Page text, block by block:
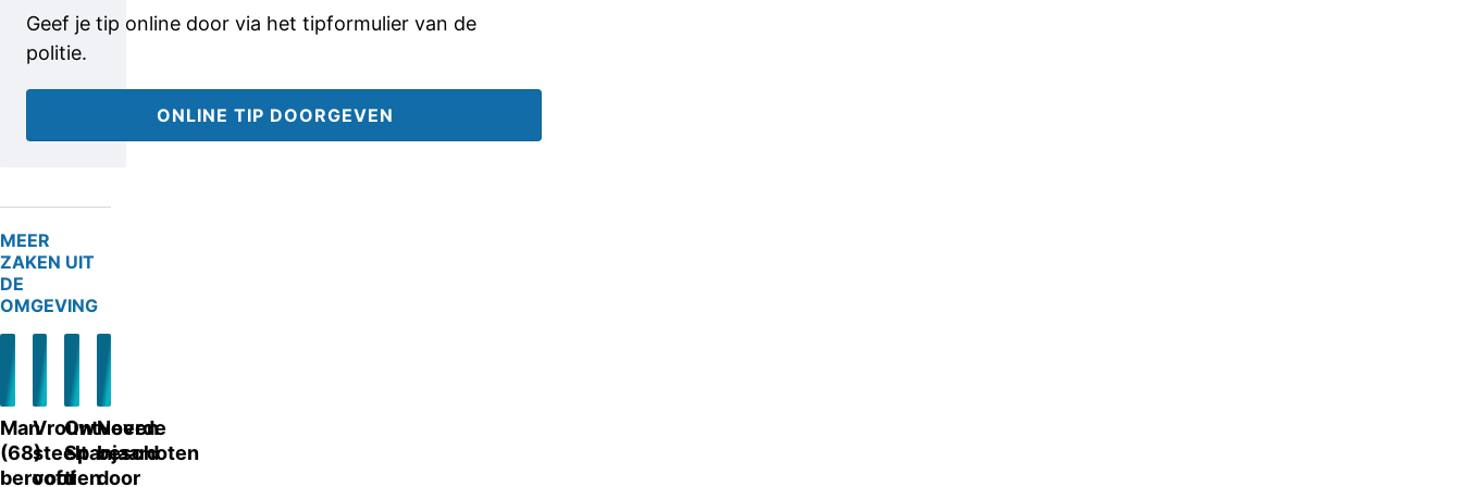
Geef je tip online door via het tipformulier van de
politie.
ONLINE TIP DOORGEVEN
MEER
ZAKEN UIT
DE
OMGEVING
Man
(68)
beroofd
Vrouw
steelt
voor
Ontvoerde
Spanjaard
tien
Neven
beschoten
door